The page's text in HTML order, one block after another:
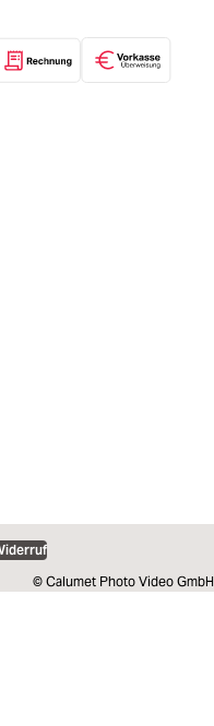
© Calumet Photo Video GmbH